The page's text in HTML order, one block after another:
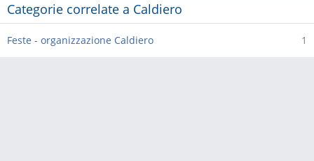
Categorie correlate a Caldiero
1
Feste - organizzazione Caldiero